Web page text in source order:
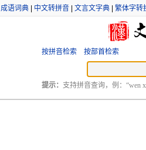
成语词典 中文转拼音 文言文字典 繁体字转
按拼音检索 按部首检索
提示： 支持拼音查询，例：“wen